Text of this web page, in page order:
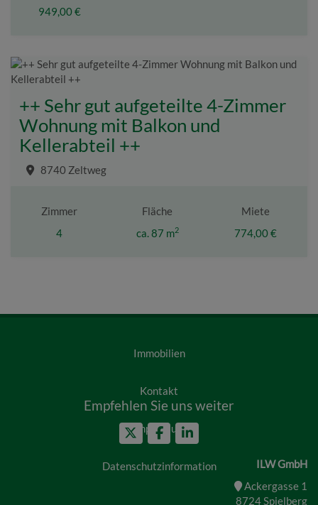
949,00 €
++ Sehr gut aufgeteilte 4-Zimmer
Wohnung mit Balkon und
Kellerabteil ++
8740 Zeltweg
Zimmer
4
Fläche
ca. 87 m2
Miete
774,00 €
Immobilien
Kontakt
Impressum
Datenschutzinformation
Empfehlen Sie uns weiter
ILW GmbH
Ackergasse 1
8724 Spielberg